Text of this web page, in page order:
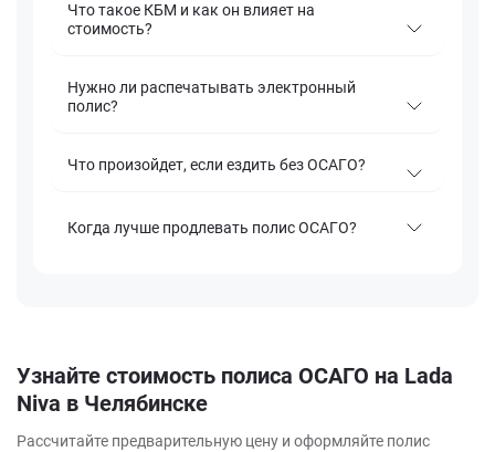
Что такое КБМ и как он влияет на
стоимость?
Нужно ли распечатывать электронный
полис?
Что произойдет, если ездить без ОСАГО?
Когда лучше продлевать полис ОСАГО?
Узнайте стоимость полиса ОСАГО на Lada
Niva в Челябинске
Рассчитайте предварительную цену и оформляйте полис